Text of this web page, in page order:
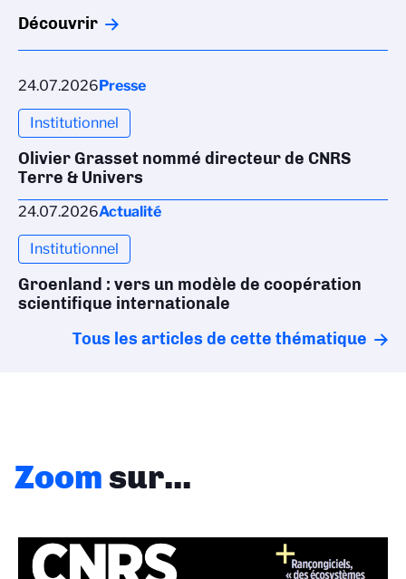
Découvrir
24.07.2026Presse
Institutionnel
Olivier Grasset nommé directeur de CNRS
Terre & Univers
24.07.2026Actualité
Institutionnel
Groenland : vers un modèle de coopération
scientifique internationale
Tous les articles de cette thématique
Zoomsur...